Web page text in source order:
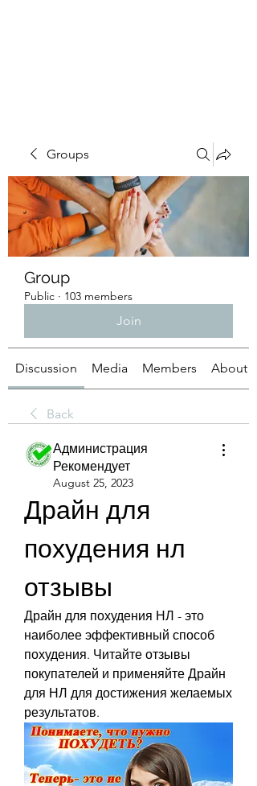
Groups
Group
Public · 103 members
Join
Discussion Media Members About
Back
Администрация
Рекомендует
August 25, 2023
Драйн для
похудения нл
отзывы
Драйн для похудения НЛ - это
наиболее эффективный способ
похудения. Читайте отзывы
покупателей и применяйте Драйн
для НЛ для достижения желаемых
результатов.